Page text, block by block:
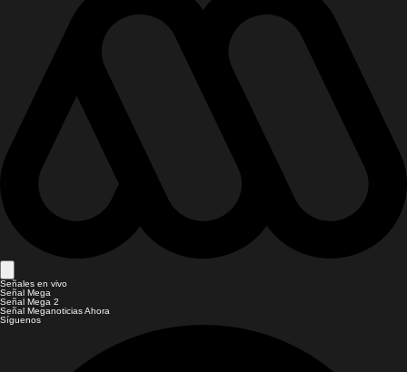
Señales en vivo
Señal Mega
Señal Mega 2
Señal Meganoticias Ahora
Síguenos